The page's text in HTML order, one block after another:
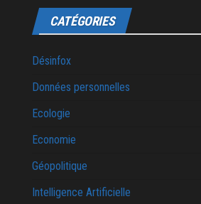
CATÉGORIES
Désinfox
Données personnelles
Ecologie
Economie
Géopolitique
Intelligence Artificielle